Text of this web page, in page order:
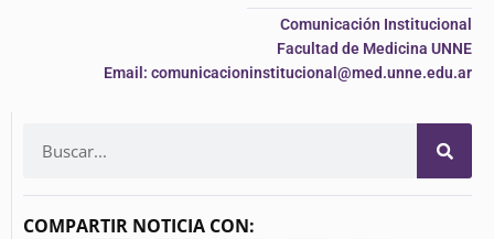
Comunicación Institucional
Facultad de Medicina UNNE
Email: comunicacioninstitucional@med.unne.edu.ar
COMPARTIR NOTICIA CON: